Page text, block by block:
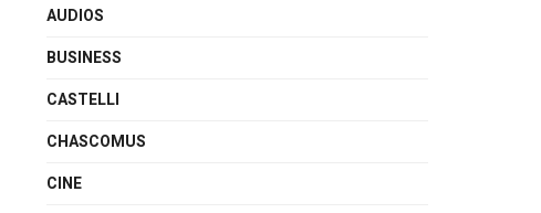
AUDIOS
BUSINESS
CASTELLI
CHASCOMUS
CINE